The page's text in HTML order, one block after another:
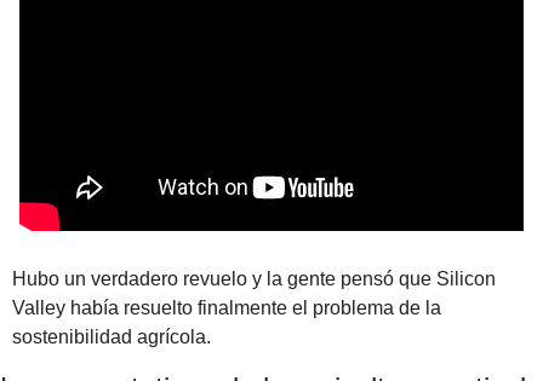
Hubo un verdadero revuelo y la gente pensó que Silicon
Valley había resuelto finalmente el problema de la
sostenibilidad agrícola.